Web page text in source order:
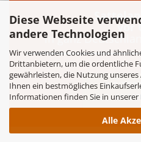
Diese Webseite
andere Technologien
Wir verwenden Cookies und
Drittanbietern, um die ordentliche
gewährleisten, die Nutzung
Ihnen ein bestmögliches
Informationen finden Sie in unserer
Alle
vor
in ganz
UND